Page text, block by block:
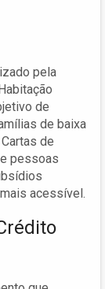
pela
de
de baixa
de
pessoas
acessível.